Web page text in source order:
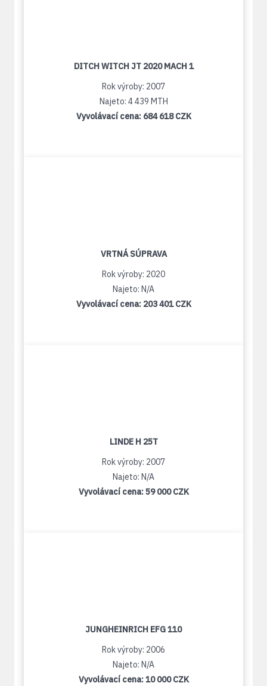
DITCH WITCH JT 2020 MACH 1
Rok výroby: 2007
Najeto: 4 439 MTH
Vyvolávací cena: 684 618 CZK
VRTNÁ SÚPRAVA
Rok výroby: 2020
Najeto: N/A
Vyvolávací cena: 203 401 CZK
LINDE H 25T
Rok výroby: 2007
Najeto: N/A
Vyvolávací cena:59 000 CZK
JUNGHEINRICH EFG 110
Rok výroby: 2006
Najeto: N/A
Vyvolávací cena:10 000 CZK